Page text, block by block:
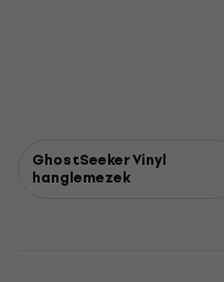
GhostSeeker Vinyl
hanglemezek